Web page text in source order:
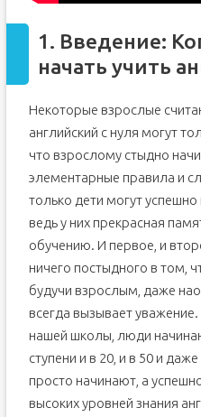
1. Введение:
начать учить
Некоторые взрослые
английский с нуля могут
что взрослому стыдно
элементарные правила и
только дети могут успешно
ведь у них прекрасная
обучению. И первое, и
ничего постыдного в том,
будучи взрослым, даже
всегда вызывает
нашей школы, люди
ступени и в 20, и в 50 и
просто начинают, а
высоких уровней знания